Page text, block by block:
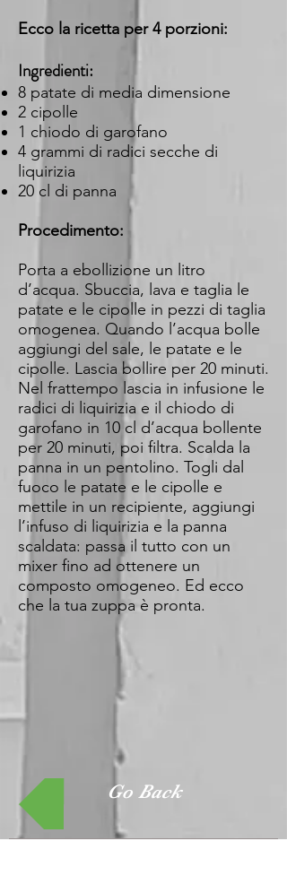
Ecco la ricetta per 4 porzioni:
Ingredienti:
8 patate di media dimensione
2 cipolle
1 chiodo di garofano
4 grammi di radici secche di
liquirizia
20 cl di panna
Procedimento:
Porta a ebollizione un litro
d’acqua. Sbuccia, lava e taglia le
patate e le cipolle in pezzi di taglia
omogenea. Quando l’acqua bolle
aggiungi del sale, le patate e le
cipolle. Lascia bollire per 20 minuti.
Nel frattempo lascia in infusione le
radici di liquirizia e il chiodo di
garofano in 10 cl d’acqua bollente
per 20 minuti, poi filtra. Scalda la
panna in un pentolino. Togli dal
fuoco le patate e le cipolle e
mettile in un recipiente, aggiungi
l’infuso di liquirizia e la panna
scaldata: passa il tutto con un
mixer fino ad ottenere un
composto omogeneo. Ed ecco
che la tua zuppa è pronta.
Go Back